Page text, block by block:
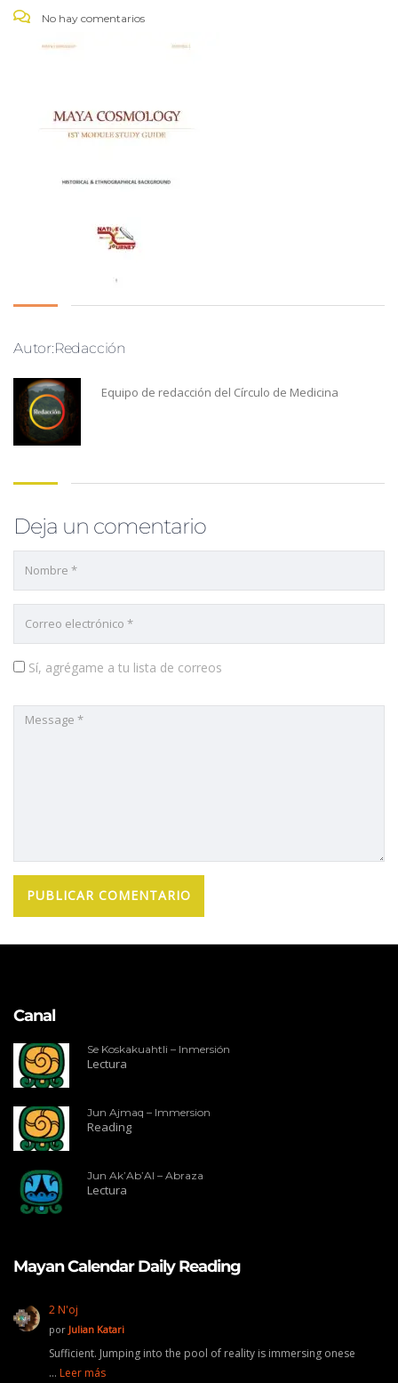
No hay comentarios
Autor:Redacción
Equipo de redacción del Círculo de Medicina
Deja un comentario
Sí, agrégame a tu lista de correos
Canal
Se Koskakuahtli – Inmersión
Lectura
Jun Ajmaq – Immersion
Reading
Jun Ak’Ab’Al – Abraza
Lectura
Mayan Calendar Daily Reading
2 N'oj
por Julian Katari
Sufficient. Jumping into the pool of reality is immersing onese
… Leer más